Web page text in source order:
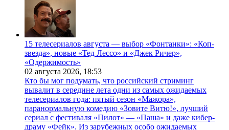
15 телесериалов августа — выбор «Фонтанки»: «Коп-
звезда», новые «Тед Лессо» и «Джек Ричер»,
«Одержимость»
02 августа 2026, 18:53
Кто бы мог подумать, что российский стриминг
вывалит в середине лета одни из самых ожидаемых
телесериалов года: пятый сезон «Мажора»,
паранормальную комедию «Зовите Витю!», лучший
сериал с фестиваля «Пилот» — «Паша» и даже кибер-
драму «Фейк». Из зарубежных особо ожидаемых